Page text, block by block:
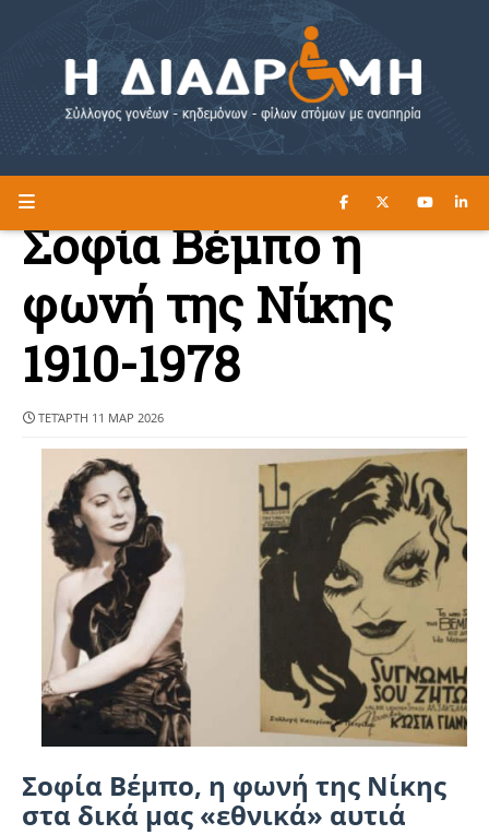
Η ΔΙΑΔΡΟΜΗ ΔΙΑΒΑΣΤΕ ΕΔΩ ►
Σοφία Βέμπο η
φωνή της Νίκης
1910-1978
ΤΕΤΆΡΤΗ 11 ΜΑΡ 2026
Σοφία Βέμπο, η φωνή της Νίκης
στα δικά μας «εθνικά» αυτιά